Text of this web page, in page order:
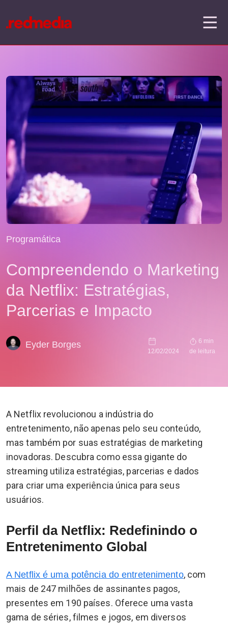
Programática
Compreendendo o Marketing
da Netflix: Estratégias,
Parcerias e Impacto
Eyder Borges
12/02/2024
6 min
de leitura
A Netflix revolucionou a indústria do
entretenimento, não apenas pelo seu conteúdo,
mas também por suas estratégias de marketing
inovadoras. Descubra como essa gigante do
streaming utiliza estratégias, parcerias e dados
para criar uma experiência única para seus
usuários.
Perfil da Netflix: Redefinindo o
Entretenimento Global
A Netflix é uma potência do entretenimento, com
mais de 247 milhões de assinantes pagos,
presentes em 190 países. Oferece uma vasta
gama de séries, filmes e jogos, em diversos